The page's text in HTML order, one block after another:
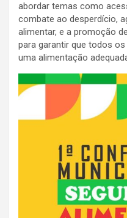
abordar temas como
combate ao desperdício,
alimentar, e a promoção
para garantir que todos
uma alimentação